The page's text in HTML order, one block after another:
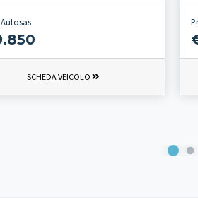
SCHEDA VEICOLO